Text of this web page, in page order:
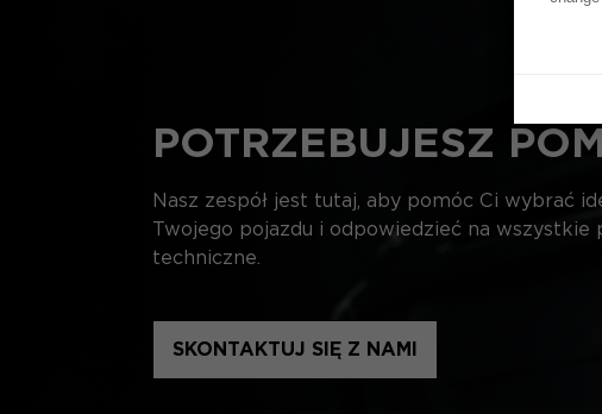
POTRZEBUJESZ
Nasz zespół jest tutaj, aby pomóc Ci wybrać
Twojego pojazdu i odpowiedzieć na wszystkie
techniczne.
SKONTAKTUJ SIĘ Z NAMI